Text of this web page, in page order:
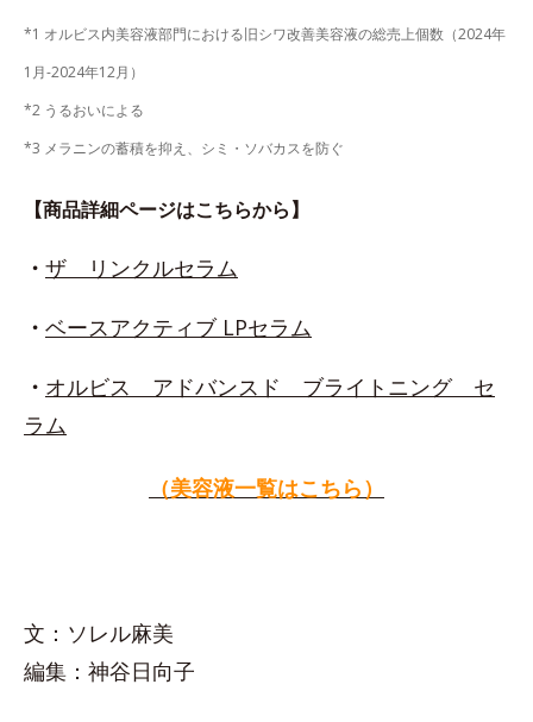
*1 オルビス内美容液部門における旧シワ改善美容液の総売上個数（2024年
1月-2024年12月）
*2 うるおいによる
*3 メラニンの蓄積を抑え、シミ・ソバカスを防ぐ
【商品詳細ページはこちらから】
・ ザ リンクルセラム
・ ベースアクティブ LPセラム
・ オルビス アドバンスド ブライトニング セ
ラム
（美容液一覧はこちら）
文：ソレル麻美
編集：神谷日向子